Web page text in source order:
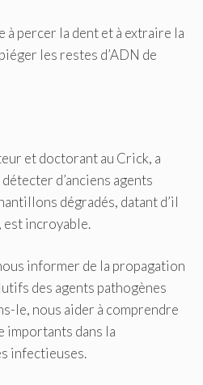
percer la dent et à extraire la
les restes d’ADN de
et doctorant au Crick, a
d’anciens agents
dégradés, datant d’il
est incroyable.
informer de la propagation
des agents pathogènes
le, nous aider à comprendre
importants dans la
infectieuses.